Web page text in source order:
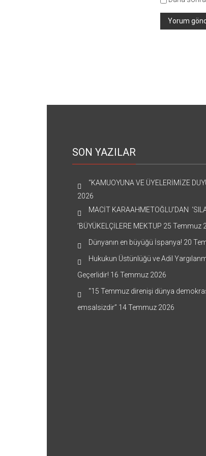
SON YAZILAR
“KAMUOYUNA VE ÜYELERİMİZE
2026
MACİT KARAAHMETOĞLU’DAN
’BÜYÜKELÇİLERE MEKTUP 25 Temmuz
Dünyanın en büyüğü İspanya! 20
Hukukun Üstünlüğü ve Adil
Geçerlidir! 16 Temmuz 2026
“15 Temmuz direnişi dünya
emsalsizdir” 14 Temmuz 2026